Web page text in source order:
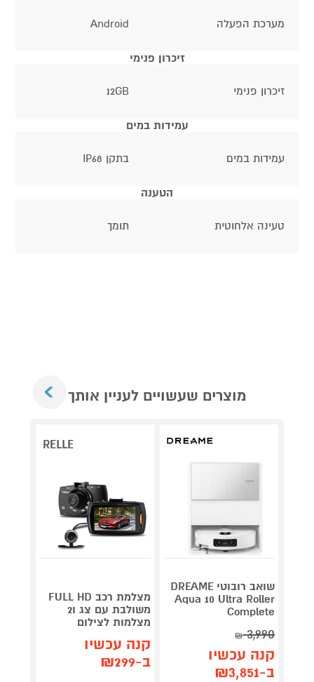
מערכת הפעלה Android
זיכרון פנימי
זיכרון פנימי 12GB
עמידות במים
עמידות במים בתקן IP68
הטענה
טעינה אלחוטית תומך
מוצרים שעשויים לעניין אותך
שואב רובוטי DREAME
Aqua 10 Ultra Roller
Complete
3,990
₪
קנה עכשיו
ב-₪3,851
RELLE
מצלמת רכב FULL HD
משולבת עם צג ו2
מצלמות לצילום
קנה עכשיו
ב-₪299